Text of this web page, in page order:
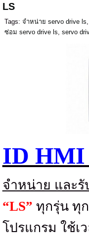
LS
Tags: จำหน่าย servo drive ls
ซ่อม servo drive ls servo
ID HMI
จำหน่าย และรั
“LS” ทุกรุ่น ทุ
โปรแกรม ใช้เ